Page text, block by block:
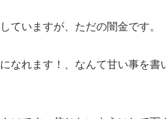
ていますが、ただの闇金です。
なれます！、なんて甘い事を書